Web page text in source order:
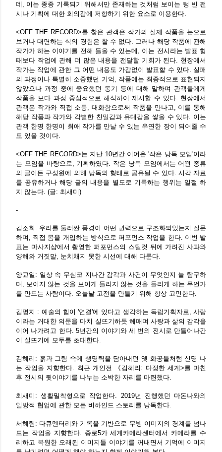
데, 이는 종종 기록되기 위해서만 존재하는 것처럼 보이는 텅 빈 전
시나 기획에 대한 회의감에 저항하기 위한 요소로 이용한다.
<OFF THE RECORD>를 찾은 관객은 작가의 실제 작품을 눈으로
보거나 대면하는 식의 경험은 할 수 없다. 그러나 해당 작품에 관해
작가가 하는 이야기를 전해 들을 수 있는데, 이는 전시라는 발표 형
태보다 작업에 관해 더 많은 내용을 전달할 기회가 된다. 현장에서
작가는 작업에 관한 그 어떤 내용도 가감없이 발표할 수 있다. 실패
의 과정이나 특별히 소중했던 기억, 작품에는 최종적으로 표현되지
않았으나 과정 중에 중요했던 동기 등에 대해 말하며 관객들에게
작품을 보다 과정 중심적으로 해석하여 제시할 수 있다. 현장에서
관객은 작가와 직접 소통, 대화함으로써 작품을 만나고, 이를 통해
해당 작품과 작가와 각별한 친밀감과 유대감을 쌓을 수 있다. 이는
관객 한명 한명이 최애 작가를 만날 수 있는 우연한 장이 되어줄 수
도 있을 것이다.
<OFF THE RECORD>는 지난 10년간 이어온 '작은 낭독 모임'이라
는 모임을 바탕으로, 기획하였다. 작은 낭독 모임에서는 어떤 종류
의 글이든 구성원에 의해 낭독의 형태로 공유될 수 있다. 시각 자료
를 공유하거나 해당 글의 내용을 별도로 기록하는 행위는 일절 하
지 않는다. (글: 최새미)
-
김소희: 우리를 둘러싼 풍경이 어떤 권력으로 구조화되었는지 질문
하며, 직접 몸을 개입하는 방식으로 퍼포먼스 작업을 한다. 이번 발
표는 마사지샵에서 촬영한 퍼포먼스의 스틸컷 뒤에 가려진 사과와
양해와 거짓말, 눈치채지 못한 시선에 대해 다룬다.
양교일: 일상 속 무심코 지나간 감각과 사건이 무엇인지 늘 탐구하
며, 보이지 않는 것을 보이게 들리지 않는 것을 들리게 하는 무언가
를 만드는 사람이다. 오늘날 고전을 만들기 위해 항상 고민한다.
김명지 : 예술의 힘이 '연결'에 있다고 생각하는 독립기획자로, 사랑
이라는 거대한 의문을 마치 실뜨기하듯 헤매며 사랑과 삶의 감각을
이어 나가려고 한다. 5년간의 이야기와 세 번의 전시로 만들어나간
이 실뜨기에 모두를 초대한다.
김혜리: 흙과 그림 속에 생명력을 담아내던 옛 화공들처럼 신명 나
는 작업을 지향한다. 최근 개인전 《김혜리: 다정한 세계>를 마친
후 전시의 뒷이야기를 나누는 소박한 자리를 마련했다.
최새미: 생활밀착형으로 작업한다. 2019년 진행했던 마돈나와의
일방적 협업에 관한 모든 비하인드 스토리를 낭독한다.
서혜림: 다큐멘터리와 기록을 기반으로 무빙 이미지의 경계를 넘나
드는 작업을 지향한다. 종로5가 세계카메라센터에서 카메라를 수
리하고 복원한 오래된 이미지들 이야기를 꺼내면서 기억에 이미지